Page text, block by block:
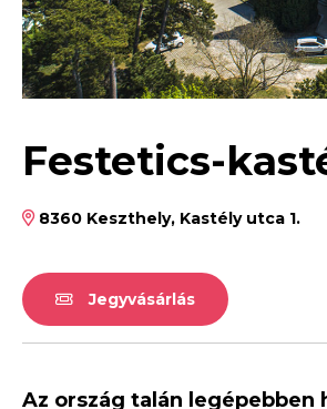
Festetics-
8360 Keszthely, Kastély utca 1.
Jegyvásárlás
Az ország talán